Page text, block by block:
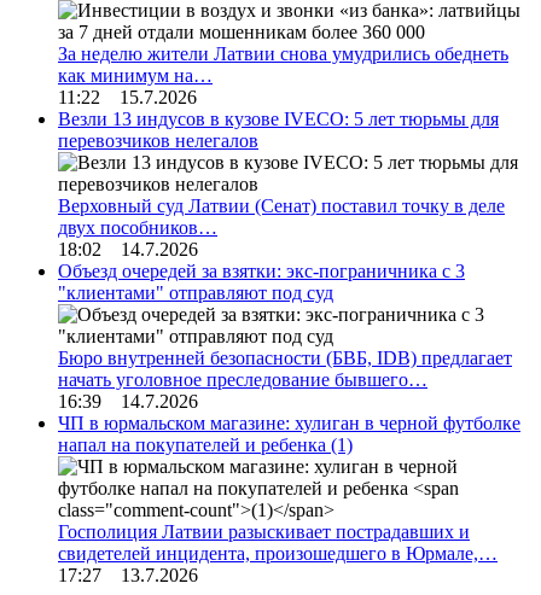
За неделю жители Латвии снова умудрились обеднеть
как минимум на…
11:22 15.7.2026
Везли 13 индусов в кузове IVECO: 5 лет тюрьмы для
перевозчиков нелегалов
Верховный суд Латвии (Сенат) поставил точку в деле
двух пособников…
18:02 14.7.2026
Объезд очередей за взятки: экс-пограничника с 3
"клиентами" отправляют под суд
Бюро внутренней безопасности (БВБ, IDB) предлагает
начать уголовное преследование бывшего…
16:39 14.7.2026
ЧП в юрмальском магазине: хулиган в черной футболке
напал на покупателей и ребенка (1)
Госполиция Латвии разыскивает пострадавших и
свидетелей инцидента, произошедшего в Юрмале,…
17:27 13.7.2026